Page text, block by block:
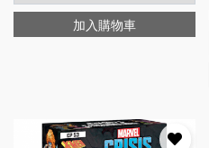
加入購物車